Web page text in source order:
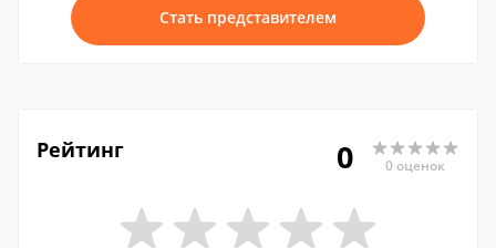
Стать представителем
Рейтинг 0 0 оценок